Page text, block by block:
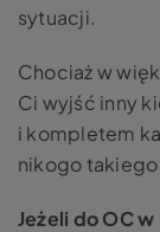
sytuacji.
Chociaż w
Ci wyjść inny
i kompletem
nikogo takiego
Jeżeli do OC